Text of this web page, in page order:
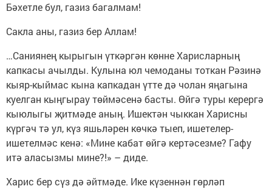
Бәхетле бул, газиз багалмам!
Сакла аны, газиз бер Аллам!
…Саниянең кырыгын үткәргән көнне Харисларның
капкасы ачылды. Кулына юл чемоданы тоткан Рәзинә
кыяр-кыймас кына капкадан үтте дә чолан яңагына
куелган кыңгырау төймәсенә басты. Өйгә туры керергә
кыюлыгы җитмәде аның. Ишектән чыккан Харисны
күргәч тә ул, күз яшьләрен көчкә тыеп, ишетелер-
ишетелмәс кенә: «Мине кабат өйгә кертәсезме? Гафу
итә аласызмы мине?!» – диде.
Харис бер сүз дә әйтмәде. Ике күзеннән гөрләп